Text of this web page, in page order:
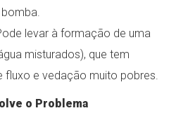
levar à formação de uma
misturados), que tem
fluxo e vedação muito pobres.
o Problema